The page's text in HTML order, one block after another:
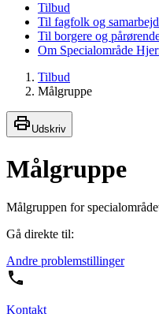
Tilbud
Til fagfolk og
Til borgere og
Om Specialområde
Tilbud
Målgruppe
Udskriv
Målgruppe
Målgruppen for
Gå direkte til:
Andre problemstillinger
Kontakt